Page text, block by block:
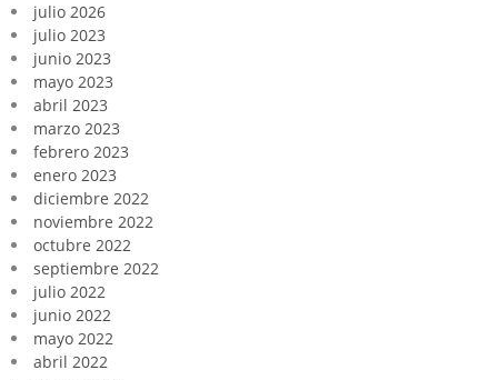
julio 2026
julio 2023
junio 2023
mayo 2023
abril 2023
marzo 2023
febrero 2023
enero 2023
diciembre 2022
noviembre 2022
octubre 2022
septiembre 2022
julio 2022
junio 2022
mayo 2022
abril 2022